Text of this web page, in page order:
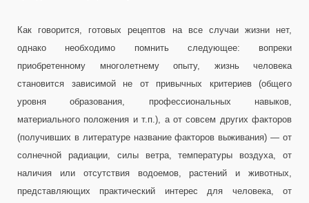
Как говорится, готовых рецептов на все случаи жизни нет,
однако необходимо помнить следующее: вопреки
приобретенному многолетнему опыту, жизнь человека
становится зависимой не от привычных критериев (общего
уровня образования, профессиональных навыков,
материального положения и т.п.), а от совсем других факторов
(получивших в литературе название факторов выживания) — от
солнечной радиации, силы ветра, температуры воздуха, от
наличия или отсутствия водоемов, растений и животных,
представляющих практический интерес для человека, от